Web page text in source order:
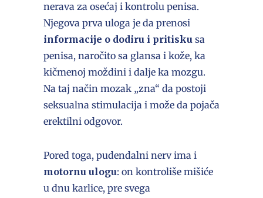
nerava za osećaj i kontrolu penisa.
Njegova prva uloga je da prenosi
informacije o dodiru i pritisku sa
penisa, naročito sa glansa i kože, ka
kičmenoj moždini i dalje ka mozgu.
Na taj način mozak „zna“ da postoji
seksualna stimulacija i može da pojača
erektilni odgovor.
Pored toga, pudendalni nerv ima i
motornu ulogu: on kontroliše mišiće
u dnu karlice, pre svega